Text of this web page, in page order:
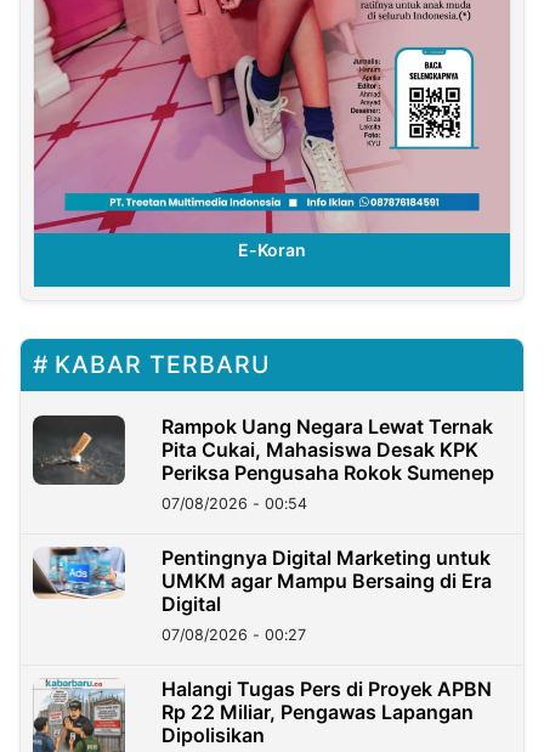
E-Koran
KABAR TERBARU
Rampok Uang Negara Lewat Ternak
Pita Cukai, Mahasiswa Desak KPK
Periksa Pengusaha Rokok Sumenep
07/08/2026 - 00:54
Pentingnya Digital Marketing untuk
UMKM agar Mampu Bersaing di Era
Digital
07/08/2026 - 00:27
Halangi Tugas Pers di Proyek APBN
Rp 22 Miliar, Pengawas Lapangan
Dipolisikan